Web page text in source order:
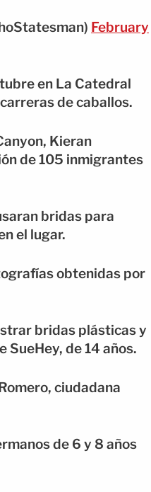
February
en La Catedral
de caballos.
Kieran
de 105 inmigrantes
bridas para
el lugar.
obtenidas por
bridas plásticas y
SueHey, de 14 años.
ciudadana
de 6 y 8 años